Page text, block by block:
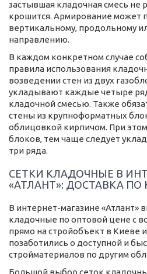
застывшая кладочная смесь не
крошится. Армирование может
вертикальному, продольному
направлению.
В каждом конкретном случае
правила использования
возведении стен из двух
укладывают каждые четыре
кладочной смесью. Также
стены из крупноформатных
облицовкой кирпичом. При
блоков, тем чаще следует
три ряда.
СЕТКИ КЛАДОЧНЫЕ В
«АТЛАНТ»: ДОСТАВКА ПО
В интернет-магазине «Атлант»
кладочные по оптовой цене с
прямо на стройобъект в Киеве
позаботились о доступной и
стройматериалов по другим
Большой выбор сеток